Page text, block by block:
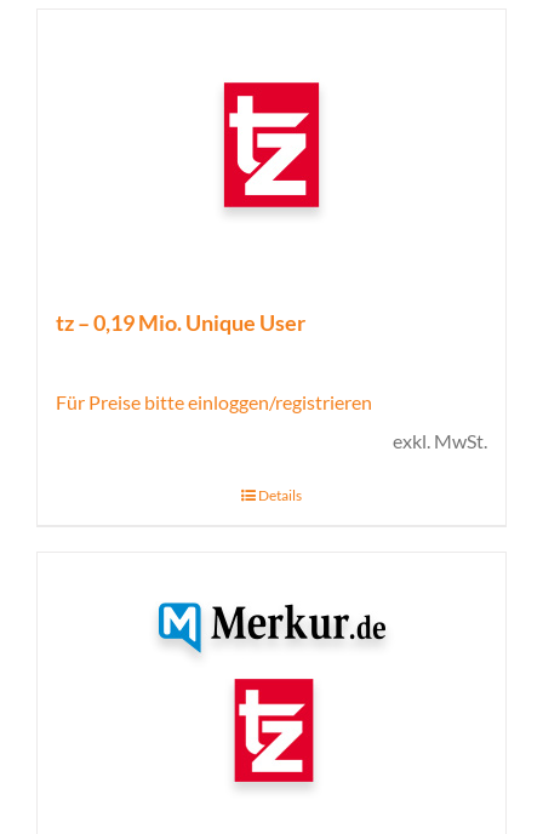
tz – 0,19 Mio. Unique User
Für Preise bitte einloggen/registrieren
exkl. MwSt.
Details